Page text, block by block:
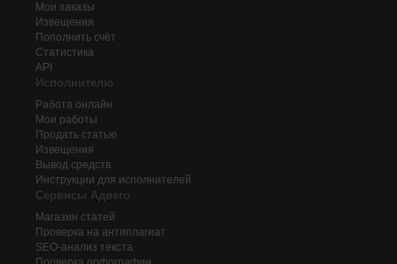
Мои заказы
Извещения
Пополнить счёт
Статистика
API
Исполнителю
Работа онлайн
Мои работы
Продать статью
Извещения
Вывод средств
Инструкции для исполнителей
Сервисы Адвего
Магазин статей
Проверка на антиплагиат
SEO-анализ текста